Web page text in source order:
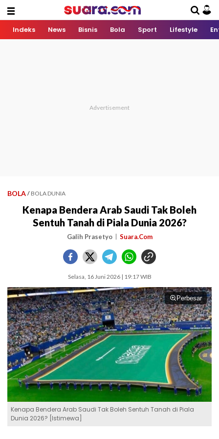
Indeks News Bisnis Bola Sport Lifestyle
BOLA / BOLA DUNIA
Kenapa Bendera Arab Saudi Tak Boleh
Sentuh Tanah di Piala Dunia 2026?
Galih Prasetyo Suara.Com
Selasa, 16 Juni 2026 | 19:17 WIB
Perbesar
Kenapa Bendera Arab Saudi Tak Boleh Sentuh Tanah di Piala
Dunia 2026? [Istimewa]